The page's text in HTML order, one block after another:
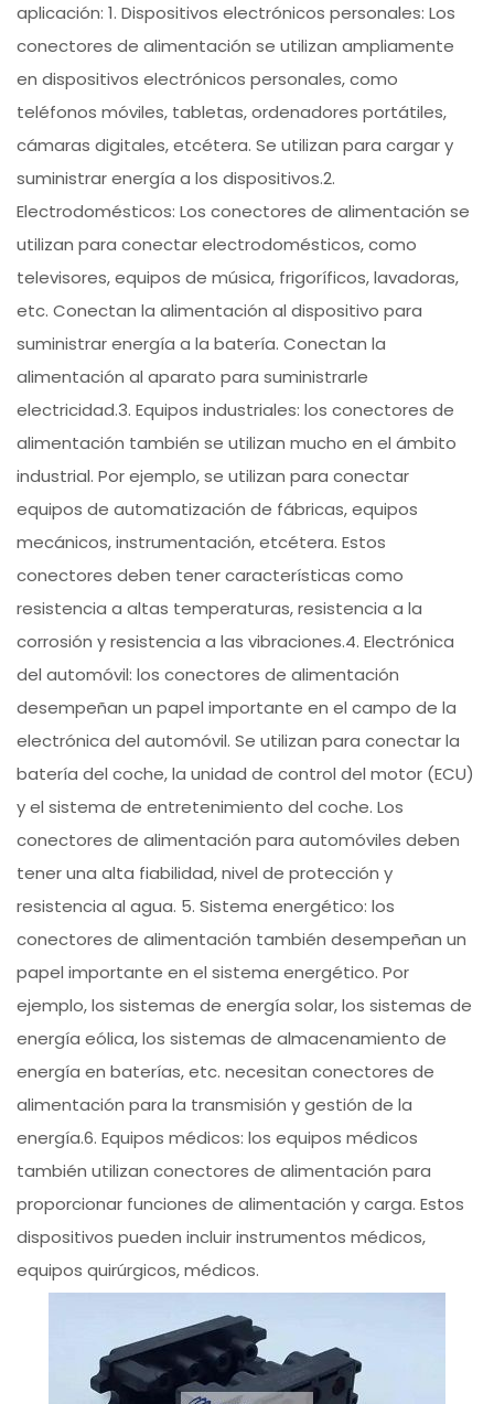
aplicación: 1. Dispositivos electrónicos personales: Los
conectores de alimentación se utilizan ampliamente
en dispositivos electrónicos personales, como
teléfonos móviles, tabletas, ordenadores portátiles,
cámaras digitales, etcétera. Se utilizan para cargar y
suministrar energía a los dispositivos.2.
Electrodomésticos: Los conectores de alimentación se
utilizan para conectar electrodomésticos, como
televisores, equipos de música, frigoríficos, lavadoras,
etc. Conectan la alimentación al dispositivo para
suministrar energía a la batería. Conectan la
alimentación al aparato para suministrarle
electricidad.3. Equipos industriales: los conectores de
alimentación también se utilizan mucho en el ámbito
industrial. Por ejemplo, se utilizan para conectar
equipos de automatización de fábricas, equipos
mecánicos, instrumentación, etcétera. Estos
conectores deben tener características como
resistencia a altas temperaturas, resistencia a la
corrosión y resistencia a las vibraciones.4. Electrónica
del automóvil: los conectores de alimentación
desempeñan un papel importante en el campo de la
electrónica del automóvil. Se utilizan para conectar la
batería del coche, la unidad de control del motor (ECU)
y el sistema de entretenimiento del coche. Los
conectores de alimentación para automóviles deben
tener una alta fiabilidad, nivel de protección y
resistencia al agua. 5. Sistema energético: los
conectores de alimentación también desempeñan un
papel importante en el sistema energético. Por
ejemplo, los sistemas de energía solar, los sistemas de
energía eólica, los sistemas de almacenamiento de
energía en baterías, etc. necesitan conectores de
alimentación para la transmisión y gestión de la
energía.6. Equipos médicos: los equipos médicos
también utilizan conectores de alimentación para
proporcionar funciones de alimentación y carga. Estos
dispositivos pueden incluir instrumentos médicos,
equipos quirúrgicos, médicos.